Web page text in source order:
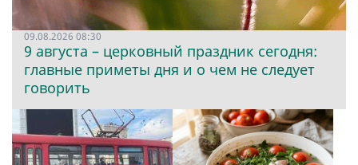
09.08.2026 08:30
9 августа – церковный праздник сегодня:
главные приметы дня и о чем не следует
говорить